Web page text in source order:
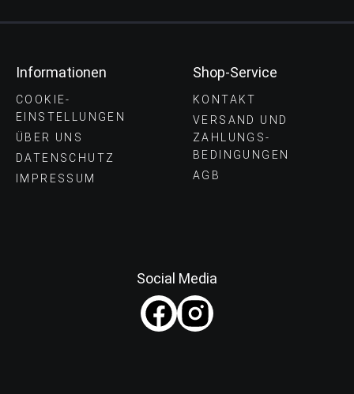
Informationen
COOKIE-
EINSTELLUNGEN
ÜBER UNS
DATENSCHUTZ
IMPRESSUM
Shop-Service
KONTAKT
VERSAND UND
ZAHLUNGS­
BEDINGUNGEN
AGB
Social Media